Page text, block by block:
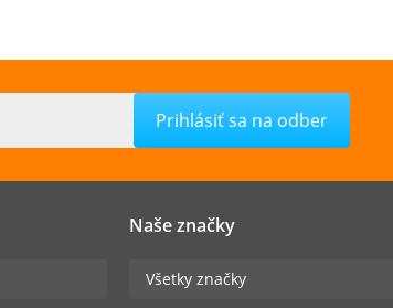
Naše značky
Všetky značky